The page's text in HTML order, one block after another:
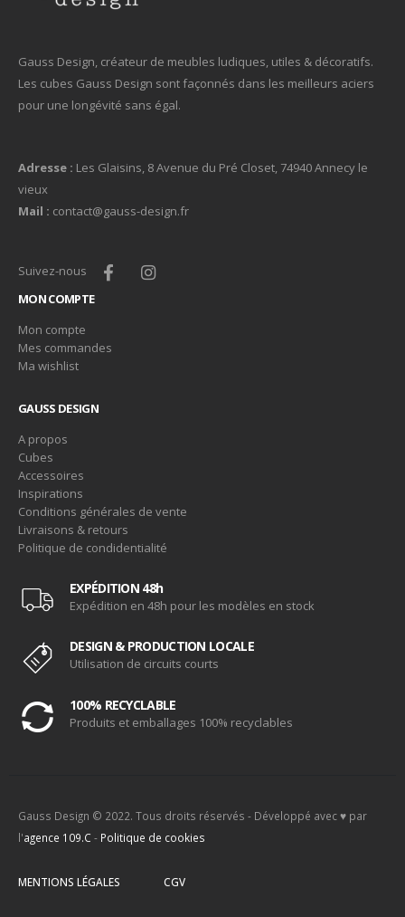
Gauss Design, créateur de meubles ludiques, utiles & décoratifs.
Les cubes Gauss Design sont façonnés dans les meilleurs aciers
pour une longévité sans égal.
Adresse : Les Glaisins, 8 Avenue du Pré Closet, 74940 Annecy le
vieux
Mail : contact@gauss-design.fr
Suivez-nous
MON COMPTE
Mon compte
Mes commandes
Ma wishlist
GAUSS DESIGN
A propos
Cubes
Accessoires
Inspirations
Conditions générales de vente
Livraisons & retours
Politique de condidentialité
EXPÉDITION 48h
Expédition en 48h pour les modèles en stock
DESIGN & PRODUCTION LOCALE
Utilisation de circuits courts
100% RECYCLABLE
Produits et emballages 100% recyclables
Gauss Design © 2022. Tous droits réservés - Développé avec ♥ par
l'agence 109.C- Politique de cookies
MENTIONS LÉGALES CGV